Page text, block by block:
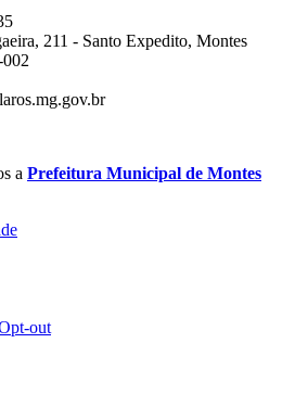
211 - Santo Expedito, Montes
a Prefeitura Municipal de Montes
out